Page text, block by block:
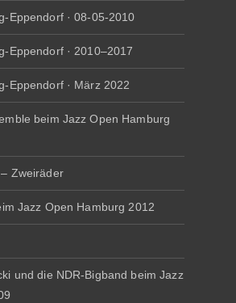
Eppendorf · 08-05-2010
Eppendorf · 2010–2017
Eppendorf · März 2022
beim Jazz Open Hamburg
Zweiräder
Jazz Open Hamburg 2012
und die NDR-Bigband beim Jazz